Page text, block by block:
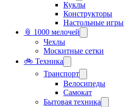
Куклы
Конструкторы
Настольные игры
📎 1000 мелочей
Чехлы
Москитные сетки
🚲 Техника
Транспорт
Велосипеды
Самокат
Бытовая техника